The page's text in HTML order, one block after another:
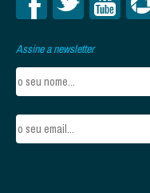
Assine a newsletter